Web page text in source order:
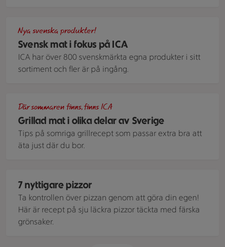
Svensk mat i fokus på ICA
Nya svenska produkter!
ICA har över 800 svenskmärkta egna produkter i sitt
sortiment och fler är på ingång.
Grillad mat i olika delar av Sverige
Där sommaren finns, finns ICA
Tips på somriga grillrecept som passar extra bra att
äta just där du bor.
7 nyttigare pizzor
Ta kontrollen över pizzan genom att göra din egen!
Här är recept på sju läckra pizzor täckta med färska
grönsaker.